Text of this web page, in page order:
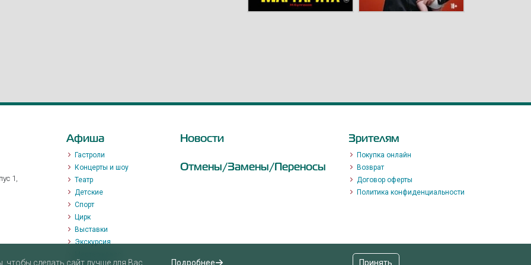
1,
Афиша
Гастроли
Концерты и шоу
Театр
Детские
Спорт
Цирк
Выставки
Экскурсия
Новости
Отмены/Замены/Переносы
Зрителям
Покупка онлайн
Возврат
Договор оферты
Политика конфиденциальности
сделать сайт лучше для Вас. Подробнее Принять